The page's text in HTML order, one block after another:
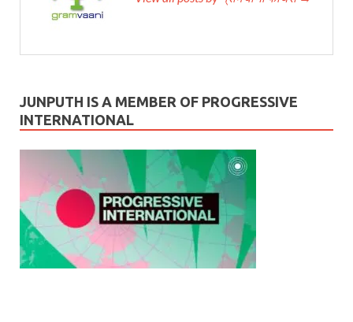
JUNPUTH IS A MEMBER OF PROGRESSIVE
INTERNATIONAL